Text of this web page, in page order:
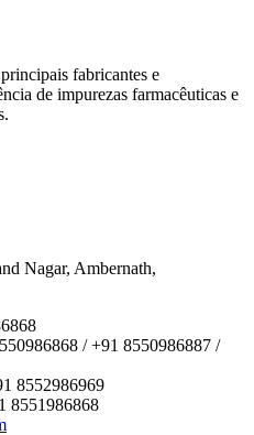
fabricantes e
de impurezas farmacêuticas e
Nagar, Ambernath,
/ +91 8550986887 /
8552986969
8551986868